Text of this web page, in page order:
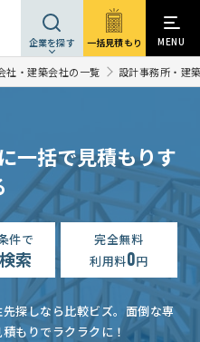
企業を探す 一括見積もり MENU
社・建築会社の一覧 設計事務所・建
に一括で見積もりす
件で
検索
完全無料
利用料0円
探しなら比較ビズ。面倒な専
もりでラクラクに！
設デザイン・設計の見積り 予算上限
り 北海道
り 予算上限なし 北海道
相談して決めたい 北海道
相談して決めたい 北海道